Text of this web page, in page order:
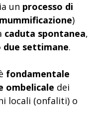
un processo di
mummificazione)
caduta spontanea,
due settimane.
fondamentale
ombelicale dei
locali (onfaliti) o